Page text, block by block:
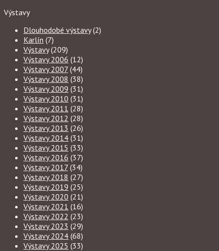
Výstavy
Dlouhodobé výstavy(2)
Karlín (7)
Výstavy(209)
Výstavy 2006 (12)
Výstavy 2007 (44)
Výstavy 2008 (38)
Výstavy 2009 (31)
Výstavy 2010 (31)
Výstavy 2011 (28)
Výstavy 2012 (28)
Výstavy 2013 (26)
Výstavy 2014 (31)
Výstavy 2015 (33)
Výstavy 2016 (37)
Výstavy 2017 (34)
Výstavy 2018 (27)
Výstavy 2019 (25)
Výstavy 2020 (21)
Výstavy 2021 (16)
Výstavy 2022 (23)
Výstavy 2023 (29)
Výstavy 2024 (68)
Výstavy 2025 (33)